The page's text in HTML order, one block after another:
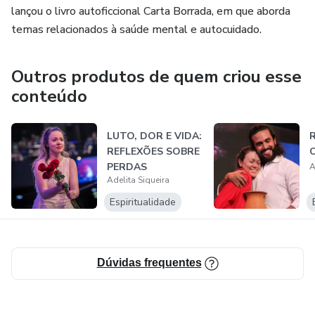
lançou o livro autoficcional Carta Borrada, em que aborda
temas relacionados à saúde mental e autocuidado.
Outros produtos de quem criou esse
conteúdo
LUTO, DOR E VIDA:
REFLEXÕES SOBRE
PERDAS
IRREPARÁVEIS -
OFIC...
Adelita Siqueira
Espiritualidade
Dúvidas frequentes